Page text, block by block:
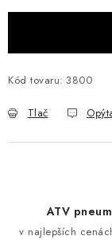
AKCIA
INÉ
CAN AM
Kód tovaru: 3800
Tlač
ATV
v najlepších